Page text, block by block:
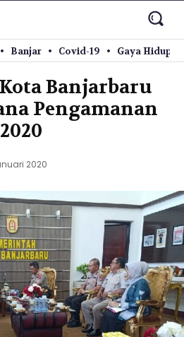
Banjar Covid-19 Gaya Hidup
Banjarbaru
Pengamanan
2020